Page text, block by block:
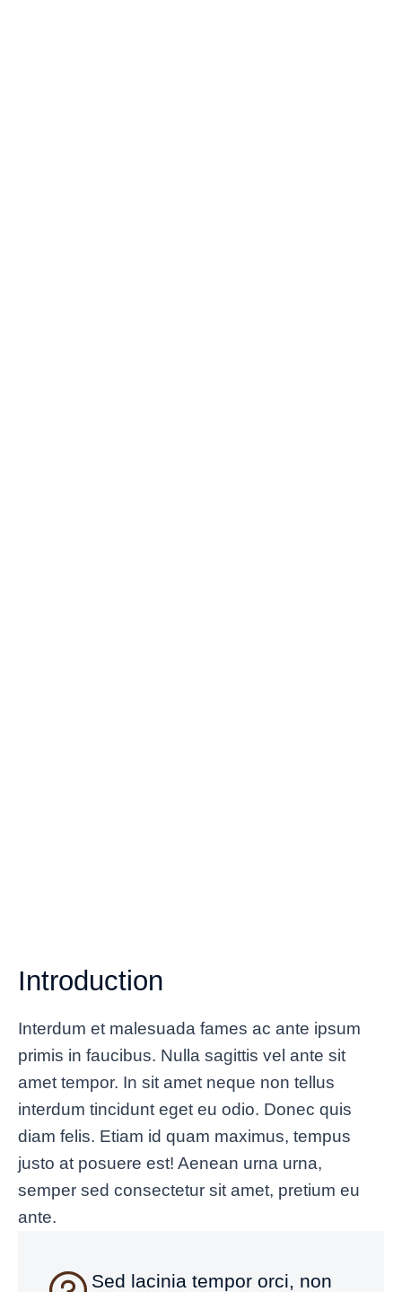
Introduction
Interdum et malesuada fames ac ante ipsum
primis in faucibus. Nulla sagittis vel ante sit
amet tempor. In sit amet neque non tellus
interdum tincidunt eget eu odio. Donec quis
diam felis. Etiam id quam maximus, tempus
justo at posuere est! Aenean urna urna,
semper sed consectetur sit amet, pretium eu
ante.
Sed lacinia tempor orci, non